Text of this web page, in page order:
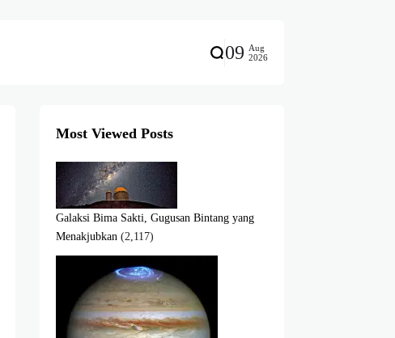
09 Aug
2026
Most Viewed Posts
Galaksi Bima Sakti, Gugusan Bintang yang
Menakjubkan (2,117)